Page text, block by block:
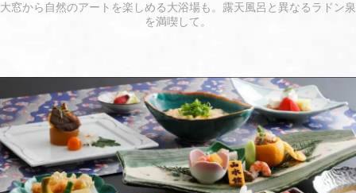
大窓から自然のアートを楽しめる大浴場も。露天風呂と異なるラドン泉
を満喫して。